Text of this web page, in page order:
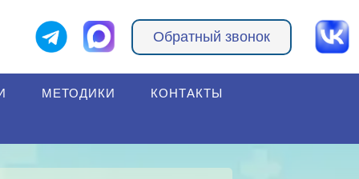
Обратный звонок
МЕТОДИКИ КОНТАКТЫ